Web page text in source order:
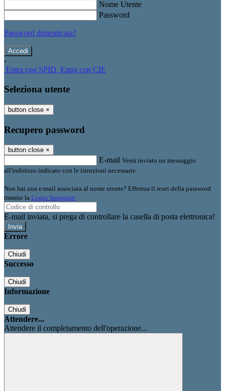
Nome Utente
Password
Password dimenticata?
-
Entra con SPID Entra con CIE
Seleziona utente
button close ×
Recupero password
button close ×
E-mail Verrà inviato un messaggio
all'indirizzo indicato con le istruzioni necessarie.
Non hai una e-mail associata al nome utente? Effettua il reset della password
tramite la Login Spaggiari
E-mail inviata, si prega di controllare la casella di posta elettronica!
Errore
Chiudi
Successo
Chiudi
Informazione
Chiudi
Attendere...
Attendere il completamento dell'operazione...